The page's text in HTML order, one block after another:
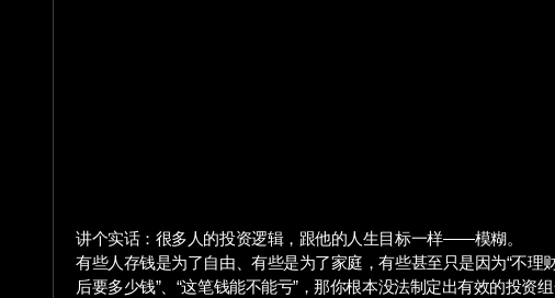
讲个实话：很多人的投资逻辑，跟他的人生目标一样——模糊。
有些人存钱是为了自由、有些是为了家庭，有些甚至只是因为“不理
后要多少钱”、“这笔钱能不能亏”，那你根本没法制定出有效的投资组